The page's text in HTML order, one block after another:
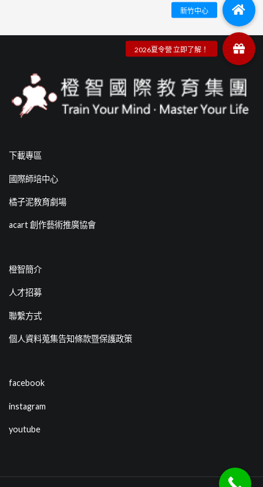
下載專區
國際師培中心
橘子泥教育劇場
acart 創作藝術推廣協會
橙智簡介
人才招募
聯繫方式
個人資料蒐集告知條款暨保護政策
facebook
instagram
youtube